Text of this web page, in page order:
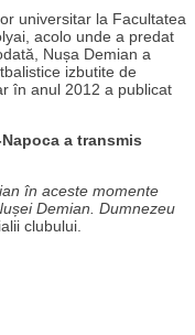
universitar la Facultatea
acolo unde a predat
Nușa Demian a
izbutite de
în anul 2012 a publicat
a transmis
în aceste momente
Demian. Dumnezeu
clubului.